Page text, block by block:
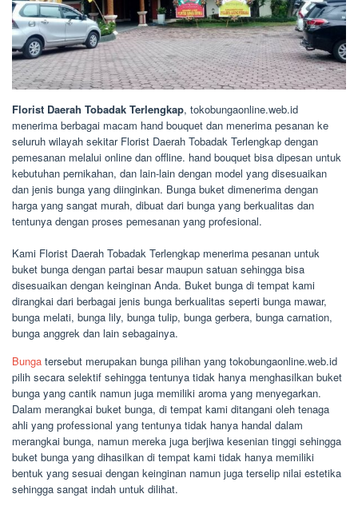
Florist Daerah Tobadak Terlengkap, tokobungaonline.web.id
menerima berbagai macam hand bouquet dan menerima pesanan ke
seluruh wilayah sekitar Florist Daerah Tobadak Terlengkap dengan
pemesanan melalui online dan offline. hand bouquet bisa dipesan untuk
kebutuhan pernikahan, dan lain-lain dengan model yang disesuaikan
dan jenis bunga yang diinginkan. Bunga buket dimenerima dengan
harga yang sangat murah, dibuat dari bunga yang berkualitas dan
tentunya dengan proses pemesanan yang profesional.
Kami Florist Daerah Tobadak Terlengkap menerima pesanan untuk
buket bunga dengan partai besar maupun satuan sehingga bisa
disesuaikan dengan keinginan Anda. Buket bunga di tempat kami
dirangkai dari berbagai jenis bunga berkualitas seperti bunga mawar,
bunga melati, bunga lily, bunga tulip, bunga gerbera, bunga carnation,
bunga anggrek dan lain sebagainya.
Bunga tersebut merupakan bunga pilihan yang tokobungaonline.web.id
pilih secara selektif sehingga tentunya tidak hanya menghasilkan buket
bunga yang cantik namun juga memiliki aroma yang menyegarkan.
Dalam merangkai buket bunga, di tempat kami ditangani oleh tenaga
ahli yang professional yang tentunya tidak hanya handal dalam
merangkai bunga, namun mereka juga berjiwa kesenian tinggi sehingga
buket bunga yang dihasilkan di tempat kami tidak hanya memiliki
bentuk yang sesuai dengan keinginan namun juga terselip nilai estetika
sehingga sangat indah untuk dilihat.